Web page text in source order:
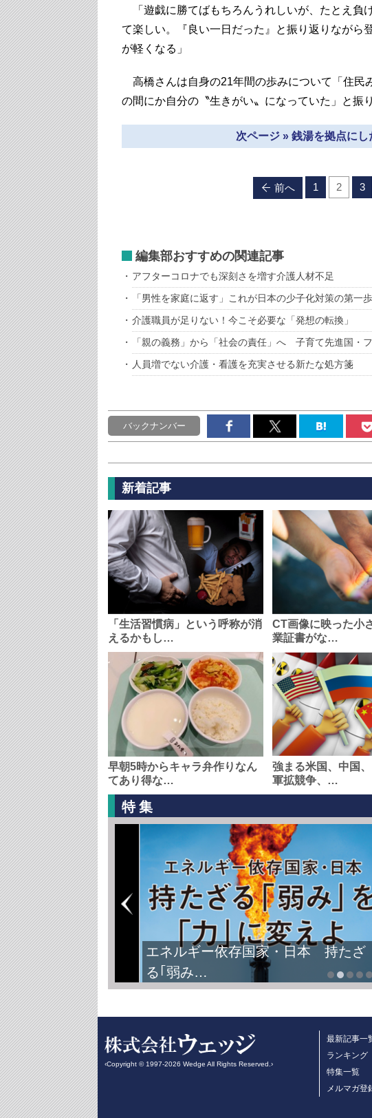
「遊戯に勝てばもちろんうれしいが、たとえ負
て楽しい。『良い一日だった』と振り返りながら
が軽くなる」
高橋さんは自身の21年間の歩みについて「住民
の間にか自分の〝生きがい〟になっていた」と振
次ページ » 銭湯を拠点に
前へ 1 2 3
編集部おすすめの関連記事
アフターコロナでも深刻さを増す介護人材不足
「男性を家庭に返す」これが日本の少子化対策の第一歩
介護職員が足りない！今こそ必要な「発想の転換」
「親の義務」から「社会の責任」へ 子育て先進国・
人員増でない介護・看護を充実させる新たな処方箋
バックナンバー
新着記事
「生活習慣病」という呼称が消
えるかもし…
CT画像に映った小
業証書がな…
早朝5時からキャラ弁作りなん
てあり得な…
強まる米国、中国
軍拡競争、…
特集
エネルギー依存国家・日本 持たざ
る｢弱み…
‹Copyright © 1997-2026 Wedge All Rights Reserved.›
最新記事一
ランキング
特集一覧
メルマガ登